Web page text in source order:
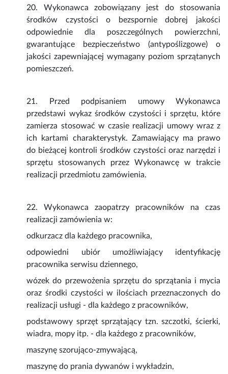
20. Wykonawca zobowiązany jest do stosowania
środków czystości o bezspornie dobrej jakości
odpowiednie dla poszczególnych powierzchni,
gwarantujące bezpieczeństwo (antypoślizgowe) o
jakości zapewniającej wymagany poziom sprzątanych
pomieszczeń.
21. Przed podpisaniem umowy Wykonawca
przedstawi wykaz środków czystości i sprzętu, które
zamierza stosować w czasie realizacji umowy wraz z
ich kartami charakterystyk. Zamawiający ma prawo
do bieżącej kontroli środków czystości oraz narzędzi i
sprzętu stosowanych przez Wykonawcę w trakcie
realizacji przedmiotu zamówienia.
22. Wykonawca zaopatrzy pracowników na czas
realizacji zamówienia w:
odkurzacz dla każdego pracownika,
odpowiedni ubiór umożliwiający identyfikację
pracownika serwisu dziennego,
wózek do przewożenia sprzętu do sprzątania i mycia
oraz środki czystości w ilościach przeznaczonych do
realizacji usługi - dla każdego z pracowników,
podstawowy sprzęt sprzątający tzn. szczotki, ścierki,
wiadra, mopy itp. - dla każdego z pracowników,
maszynę szorująco-zmywającą,
maszynę do prania dywanów i wykładzin,